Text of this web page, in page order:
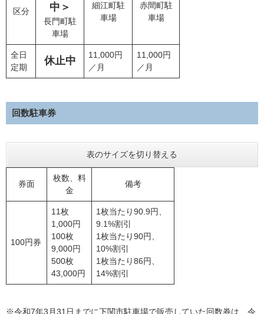
区分
中＞
長門町駐
車場
細江町駐
車場
赤間町駐
車場
全日
定期
休止中
11,000円
／月
11,000円
／月
回数駐車券
表のサイズを切り替える
券面
枚数、料
金
備考
100円券
11枚
1,000円
100枚
9,000円
500枚
43,000円
1枚当たり90.9円、
9.1%割引
1枚当たり90円、
10%割引
1枚当たり86円、
14%割引
※令和7年3月31日までに下関市駐車場で販売していた回数券は、令